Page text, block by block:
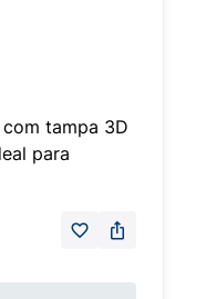
tampa 3D
para